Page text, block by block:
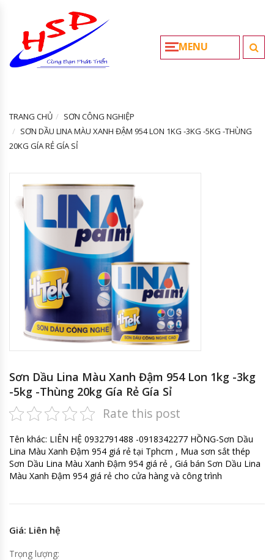
MENU
TRANG CHỦ
SƠN CÔNG NGHIỆP
SƠN DẦU LINA MÀU XANH ĐẬM 954 LON 1KG -3KG -5KG -THÙNG
20KG GÍA RẺ GÍA SỈ
Sơn Dầu Lina Màu Xanh Đậm 954 Lon 1kg -3kg
-5kg -Thùng 20kg Gía Rẻ Gía Sỉ
Rate this post
Tên khác: LIÊN HỆ 0932791488 -0918342277 HỒNG-Sơn Dầu
Lina Màu Xanh Đậm 954 giá rẻ tại Tphcm , Mua sơn sắt thép
Sơn Dầu Lina Màu Xanh Đậm 954 giá rẻ , Giá bán Sơn Dầu Lina
Màu Xanh Đậm 954 giá rẻ cho cửa hàng và công trình
Giá: Liên hệ
Trọng lượng: